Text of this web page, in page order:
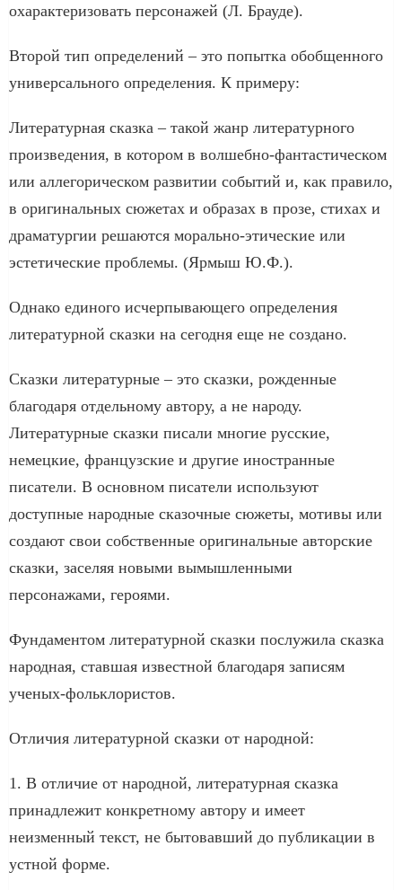
охарактеризовать персонажей (Л. Брауде).
Второй тип определений – ϶ᴛᴏ попытка обобщенного
универсального определения. К примеру:
Литературная сказка – такой жанр литературного
произведения, в котором в волшебно-фантастическом
или аллегорическом развитии событий и, как правило,
в оригинальных сюжетах и образах в прозе, стихах и
драматургии решаются морально-этические или
эстетические проблемы. (Ярмыш Ю.Ф.).
Однако единого исчерпывающего определения
литературной сказки на сегодня еще не создано.
Сказки литературные – это сказки, рожденные
благодаря отдельному автору, а не народу.
Литературные сказки писали многие русские,
немецкие, французские и другие иностранные
писатели. В основном писатели используют
доступные народные сказочные сюжеты, мотивы или
создают свои собственные оригинальные авторские
сказки, заселяя новыми вымышленными
персонажами, героями.
Фундаментом литературной сказки послужила сказка
народная, ставшая известной благодаря записям
ученых-фольклористов.
Отличия литературной сказки от народной:
1. В отличие от народной, литературная сказка
принадлежит конкретному автору и имеет
неизменный текст, не бытовавший до публикации в
устной форме.